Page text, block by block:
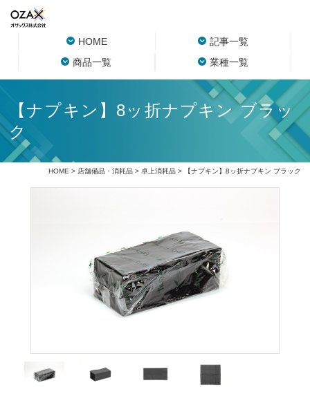
HOME
記事一覧
商品一覧
業種一覧
【ナプキン】8ッ折ナプキン ブラッ
ク
HOME > 店舗備品・消耗品> 卓上消耗品> 【ナプキン】8ッ折ナプキン ブラック